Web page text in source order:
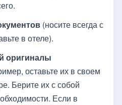
(носите всегда с
в отеле).
оригиналы
оставьте их в своем
Берите их с собой
Если в